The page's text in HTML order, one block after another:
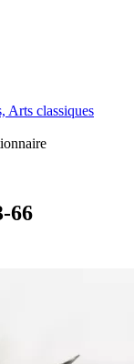
Arts classiques
66